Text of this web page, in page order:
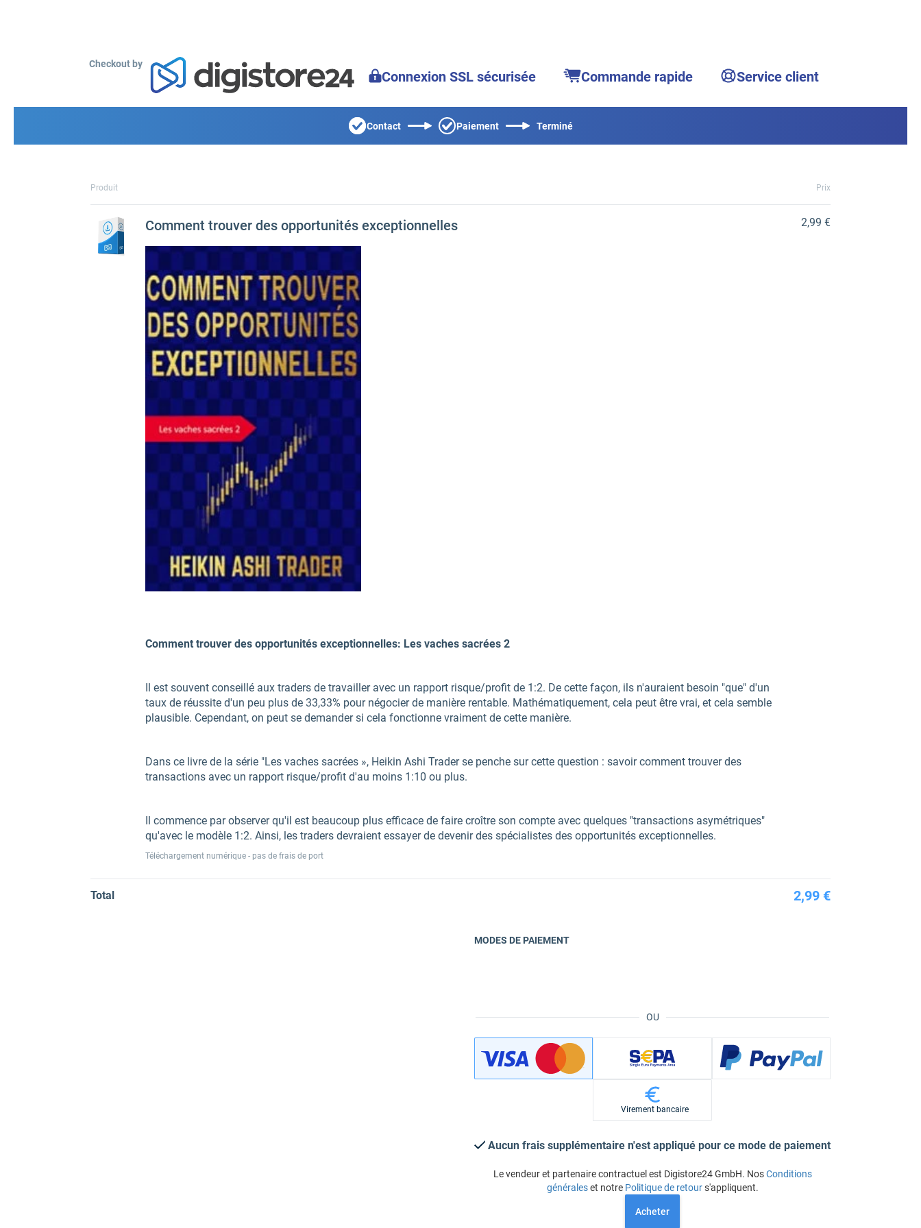
Checkout by
Connexion SSL sécurisée Commande rapide Service client
Contact Paiement Terminé
Produit Prix
Comment trouver des opportunités exceptionnelles
Comment trouver des opportunités exceptionnelles: Les vaches sacrées 2
Il est souvent conseillé aux traders de travailler avec un rapport risque/profit de 1:2. De cette façon, ils n'auraient besoin "que" d'un
taux de réussite d'un peu plus de 33,33% pour négocier de manière rentable. Mathématiquement, cela peut être vrai, et cela semble
plausible. Cependant, on peut se demander si cela fonctionne vraiment de cette manière.
Dans ce livre de la série "Les vaches sacrées », Heikin Ashi Trader se penche sur cette question : savoir comment trouver des
transactions avec un rapport risque/profit d'au moins 1:10 ou plus.
Il commence par observer qu'il est beaucoup plus efficace de faire croître son compte avec quelques "transactions asymétriques"
qu'avec le modèle 1:2. Ainsi, les traders devraient essayer de devenir des spécialistes des opportunités exceptionnelles.
Téléchargement numérique - pas de frais de port
2,99 €
Total 2,99 €
OU
MODES DE PAIEMENT
Virement bancaire
Aucun frais supplémentaire n'est appliqué pour ce mode de paiement
Le vendeur et partenaire contractuel est Digistore24 GmbH. NosConditions
généraleset notre Politique de retours'appliquent.
Acheter